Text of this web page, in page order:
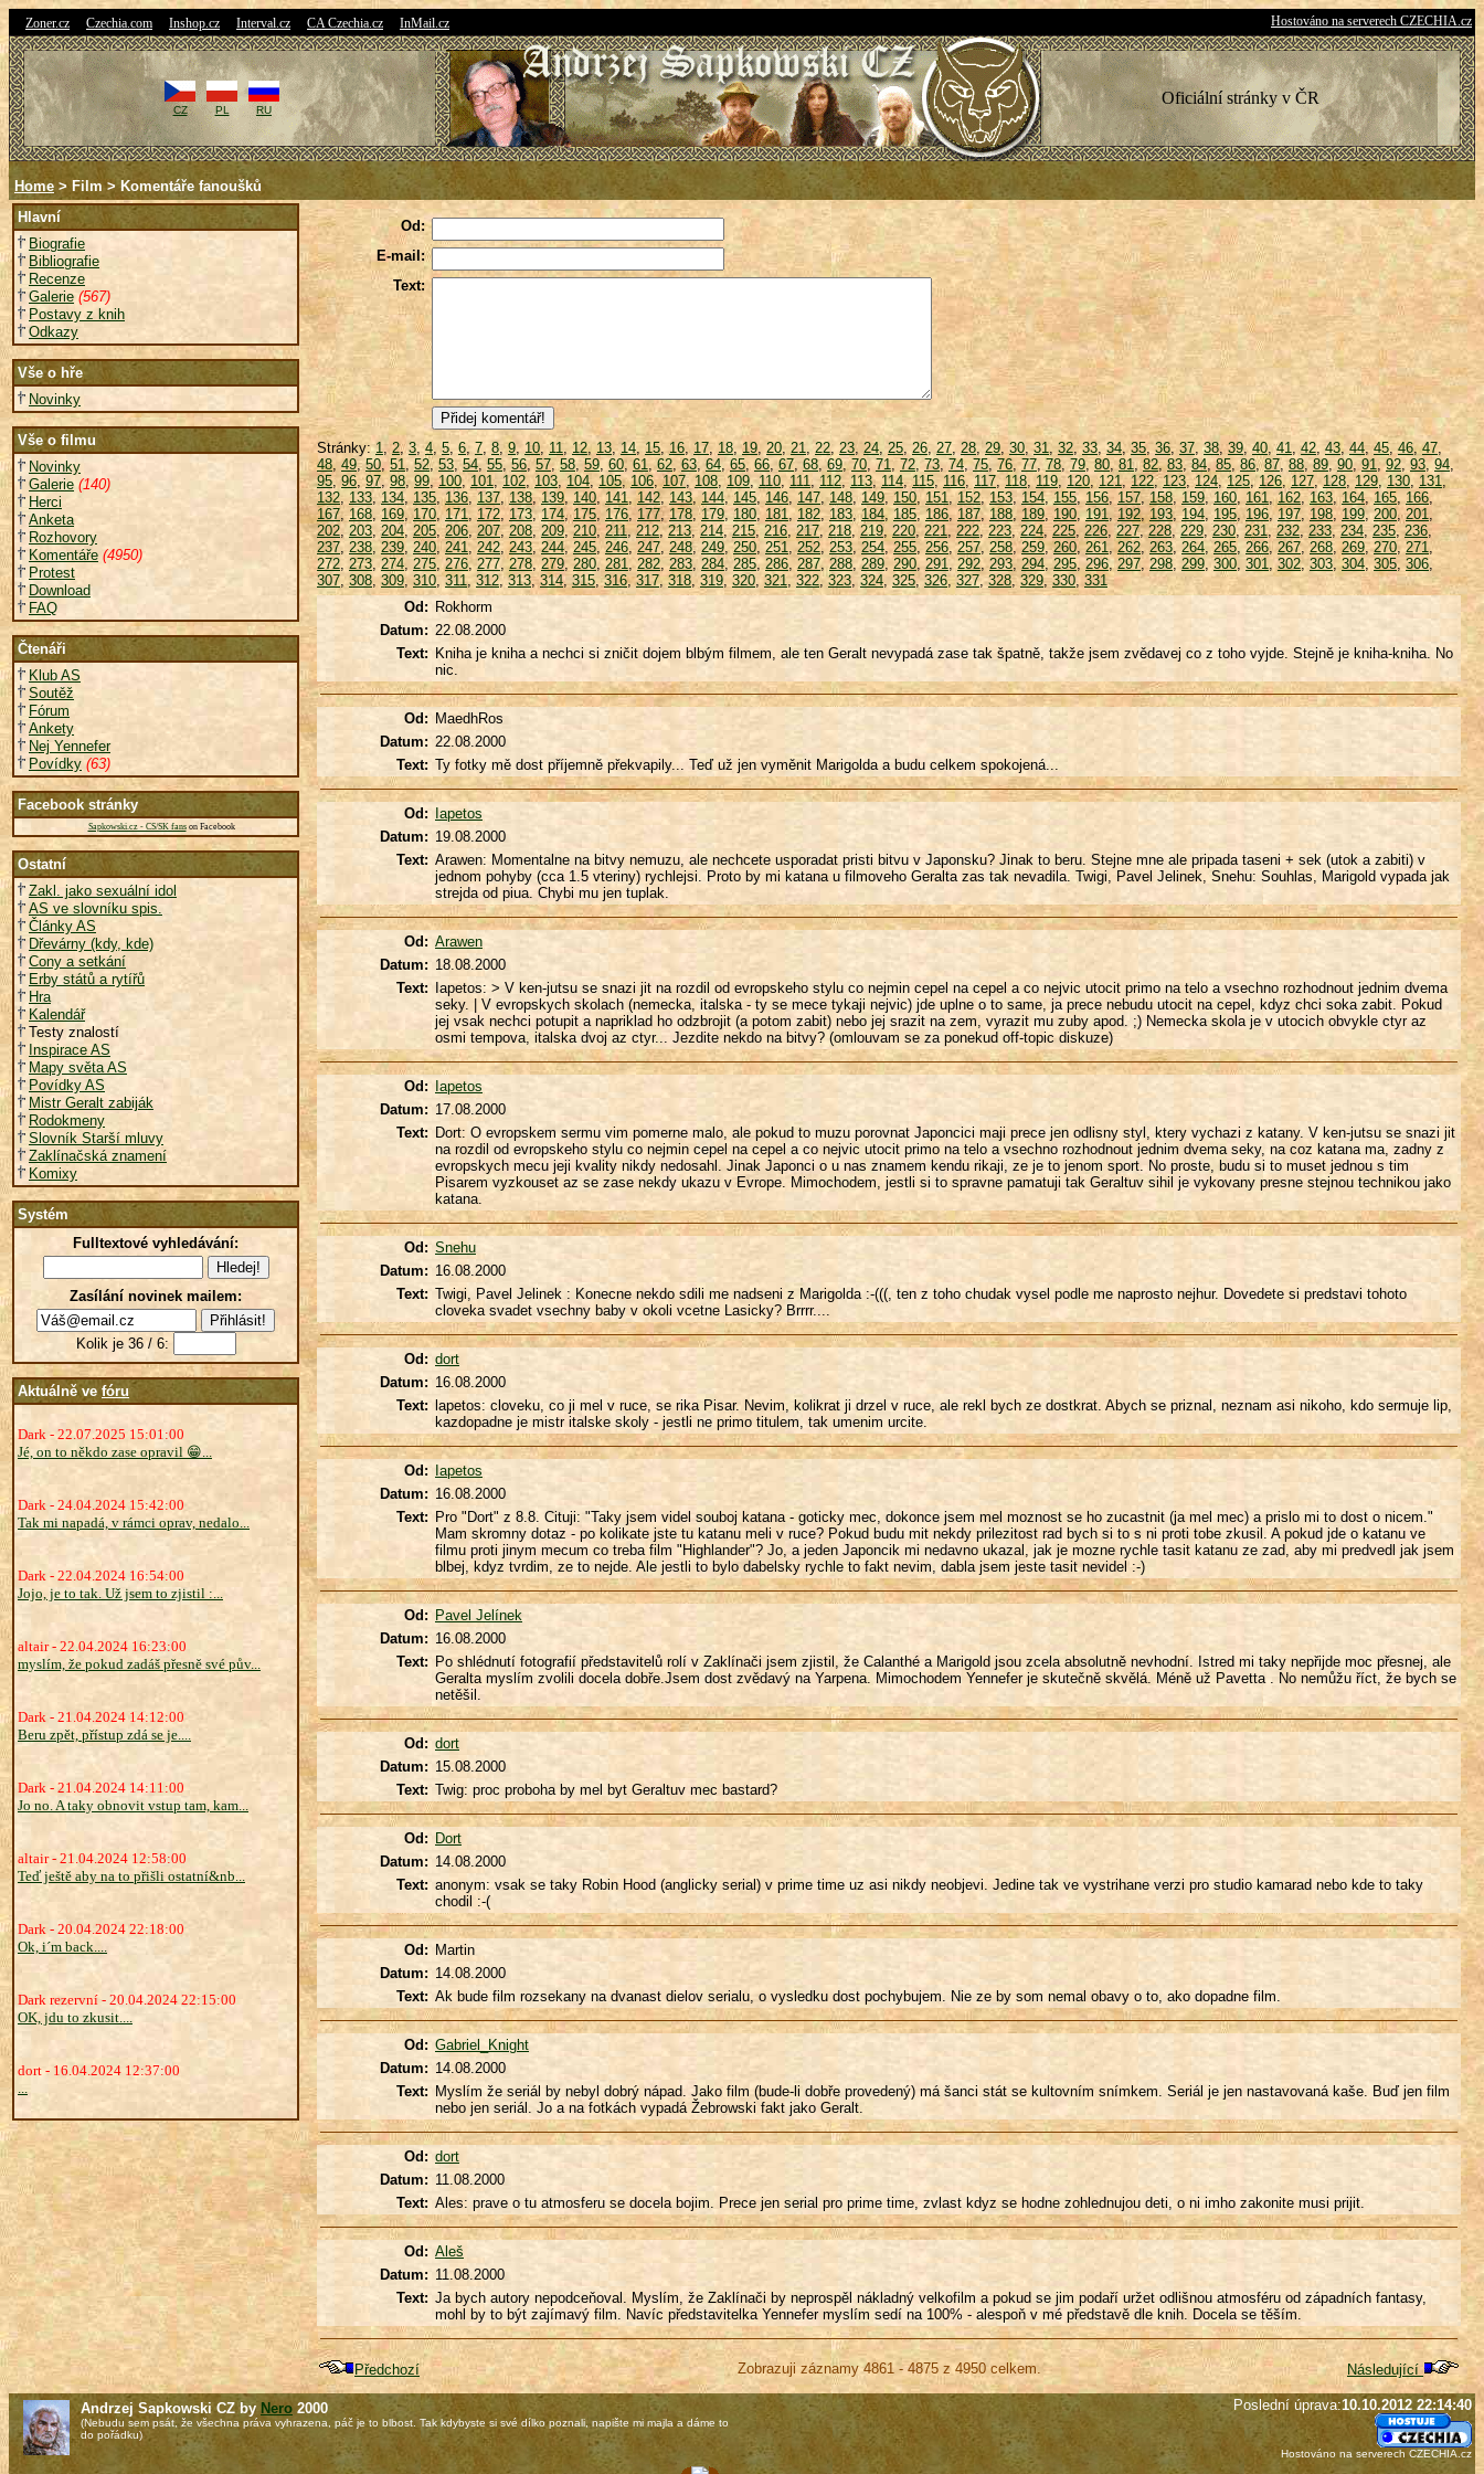
Zoner.cz Czechia.com Inshop.cz Interval.cz CA Czechia.cz InMail.cz Hostováno na serverech CZECHIA.cz
CZ PL RU
Oficiální stránky v ČR
Home > Film > Komentáře fanoušků
Hlavní
Biografie
Bibliografie
Recenze
Galerie (567)
Postavy z knih
Odkazy
Vše o hře
Novinky
Vše o filmu
Novinky
Galerie (140)
Herci
Anketa
Rozhovory
Komentáře (4950)
Protest
Download
FAQ
Čtenáři
Klub AS
Soutěž
Fórum
Ankety
Nej Yennefer
Povídky (63)
Facebook stránky
Sapkowski.cz - CS/SK fanson Facebook
Ostatní
Zakl. jako sexuální idol
AS ve slovníku spis.
Články AS
Dřevárny (kdy, kde)
Cony a setkání
Erby států a rytířů
Hra
Kalendář
Testy znalostí
Inspirace AS
Mapy světa AS
Povídky AS
Mistr Geralt zabiják
Rodokmeny
Slovník Starší mluvy
Zaklínačská znamení
Komixy
Systém
Fulltextové vyhledávání:
Zasílání novinek mailem:
Kolik je 36 / 6:
Aktuálně ve fóru
Dark - 22.07.2025 15:01:00
Jé, on to někdo zase opravil 😁...
Dark - 24.04.2024 15:42:00
Tak mi napadá, v rámci oprav, nedalo...
Dark - 22.04.2024 16:54:00
Jojo, je to tak. Už jsem to zjistil :...
altair - 22.04.2024 16:23:00
myslím, že pokud zadáš přesně své pův...
Dark - 21.04.2024 14:12:00
Beru zpět, přístup zdá se je....
Dark - 21.04.2024 14:11:00
Jo no. A taky obnovit vstup tam, kam...
altair - 21.04.2024 12:58:00
Teď ještě aby na to přišli ostatní&nb...
Dark - 20.04.2024 22:18:00
Ok, i´m back....
Dark rezervní - 20.04.2024 22:15:00
OK, jdu to zkusit....
dort - 16.04.2024 12:37:00
...
Od:
E-mail:
Text:
Stránky:1, 2,3,4, 5, 6, 7, 8, 9, 10,11, 12, 13, 14, 15, 16, 17, 18,19, 20, 21,22, 23, 24, 25,26, 27, 28,29, 30,31, 32, 33, 34, 35,36, 37,38, 39, 40,41,42, 43, 44, 45,46,47,
48, 49, 50, 51,52, 53, 54,55, 56, 57, 58,59, 60, 61,62,63, 64,65, 66, 67, 68,69,70,71, 72,73, 74, 75, 76,77, 78, 79, 80, 81,82,83,84, 85,86,87, 88,89, 90,91,92, 93,94,
95, 96,97, 98, 99,100, 101, 102, 103, 104, 105,106,107, 108, 109, 110, 111, 112, 113, 114,115, 116, 117, 118, 119, 120, 121, 122,123,124,125,126, 127, 128, 129, 130, 131,
132, 133, 134, 135,136, 137, 138,139, 140,141, 142, 143,144, 145,146, 147,148, 149, 150, 151, 152, 153, 154,155, 156, 157,158, 159, 160, 161,162,163, 164, 165, 166,
167, 168, 169, 170,171, 172,173,174,175, 176, 177,178,179, 180, 181, 182, 183,184, 185, 186, 187, 188, 189, 190,191, 192,193,194, 195, 196,197, 198, 199,200,201,
202, 203,204, 205, 206,207,208, 209,210, 211, 212,213, 214,215, 216,217, 218, 219, 220, 221, 222,223,224, 225, 226,227,228, 229,230, 231, 232,233,234, 235,236,
237, 238,239, 240, 241, 242, 243,244, 245,246, 247, 248, 249,250, 251,252, 253, 254, 255, 256,257, 258,259,260,261, 262, 263, 264,265, 266, 267,268, 269,270, 271,
272, 273,274, 275,276,277, 278, 279, 280, 281, 282,283, 284,285, 286, 287,288,289, 290,291, 292, 293, 294,295,296, 297, 298, 299,300, 301,302,303,304, 305, 306,
307, 308, 309, 310,311,312,313,314, 315,316,317,318, 319, 320, 321,322, 323, 324, 325, 326,327,328,329, 330, 331
Od: Rokhorm
Datum: 22.08.2000
Text: Kniha je kniha a nechci si zničit dojem blbým filmem, ale ten Geralt nevypadá zase tak špatně, takže jsem zvědavej co z toho vyjde. Stejně je kniha-kniha. No
nic.
Od: MaedhRos
Datum: 22.08.2000
Text: Ty fotky mě dost příjemně překvapily... Teď už jen vyměnit Marigolda a budu celkem spokojená...
Od:
Iapetos
Datum: 19.08.2000
Text: Arawen: Momentalne na bitvy nemuzu, ale nechcete usporadat pristi bitvu v Japonsku? Jinak to beru. Stejne mne ale pripada taseni + sek (utok a zabiti) v
jednom pohyby (cca 1.5 vteriny) rychlejsi. Proto by mi katana u filmoveho Geralta zas tak nevadila. Twigi, Pavel Jelinek, Snehu: Souhlas, Marigold vypada jak
strejda od piua. Chybi mu jen tuplak.
Od: Arawen
Datum: 18.08.2000
Text:
Iapetos: > V ken-jutsu se snazi jit na rozdil od evropskeho stylu co nejmin cepel na cepel a co nejvic utocit primo na telo a vsechno rozhodnout jednim dvema
seky. | V evropskych skolach (nemecka, italska - ty se mece tykaji nejvic) jde uplne o to same, ja prece nebudu utocit na cepel, kdyz chci soka zabit. Pokud
jej vsak nechci potupit a napriklad ho odzbrojit (a potom zabit) nebo jej srazit na zem, vyrazit mu zuby apod. ;) Nemecka skola je v utocich obvykle ctyr az
osmi tempova, italska dvoj az ctyr... Jezdite nekdo na bitvy? (omlouvam se za ponekud off-topic diskuze)
Od:
Iapetos
Datum: 17.08.2000
Text: Dort: O evropskem sermu vim pomerne malo, ale pokud to muzu porovnat Japoncici maji prece jen odlisny styl, ktery vychazi z katany. V ken-jutsu se snazi jit
na rozdil od evropskeho stylu co nejmin cepel na cepel a co nejvic utocit primo na telo a vsechno rozhodnout jednim dvema seky, na coz katana ma, zadny z
evropskych mecu jeji kvality nikdy nedosahl. Jinak Japonci o u nas znamem kendu rikaji, ze je to jenom sport. No proste, budu si to muset jednou s tim
Pisarem vyzkouset az se zase nekdy ukazu v Evrope. Mimochodem, jestli si to spravne pamatuji tak Geraltuv sihil je vykovany presne stejnou technikou jako
katana.
Od: Snehu
Datum: 16.08.2000
Text: Twigi, Pavel Jelinek : Konecne nekdo sdili me nadseni z Marigolda :-(((, ten z toho chudak vysel podle me naprosto nejhur. Dovedete si predstavi tohoto
cloveka svadet vsechny baby v okoli vcetne Lasicky? Brrrr....
Od: dort
Datum: 16.08.2000
Text:
lapetos: cloveku, co ji mel v ruce, se rika Pisar. Nevim, kolikrat ji drzel v ruce, ale rekl bych ze dostkrat. Abych se priznal, neznam asi nikoho, kdo sermuje lip,
kazdopadne je mistr italske skoly - jestli ne primo titulem, tak umenim urcite.
Od:
Iapetos
Datum: 16.08.2000
Text: Pro "Dort" z 8.8. Cituji: "Taky jsem videl souboj katana - goticky mec, dokonce jsem mel moznost se ho zucastnit (ja mel mec) a prislo mi to dost o nicem."
Mam skromny dotaz - po kolikate jste tu katanu meli v ruce? Pokud budu mit nekdy prilezitost rad bych si to s ni proti tobe zkusil. A pokud jde o katanu ve
filmu proti jinym mecum co treba film "Highlander"? Jo, a jeden Japoncik mi nedavno ukazal, jak je mozne rychle tasit katanu ze zad, aby mi predvedl jak jsem
blbej, kdyz tvrdim, ze to nejde. Ale jestli to bylo dabelsky rychle to fakt nevim, dabla jsem jeste tasit nevidel :-)
Od: Pavel Jelínek
Datum: 16.08.2000
Text: Po shlédnutí fotografií představitelů rolí v Zaklínači jsem zjistil, že Calanthé a Marigold jsou zcela absolutně nevhodní. Istred mi taky nepřijde moc přesnej, ale
Geralta myslím zvolili docela dobře.Jsem dost zvědavý na Yarpena. Mimochodem Yennefer je skutečně skvělá. Méně už Pavetta . No nemůžu říct, že bych se
netěšil.
Od: dort
Datum: 15.08.2000
Text: Twig: proc proboha by mel byt Geraltuv mec bastard?
Od: Dort
Datum: 14.08.2000
Text: anonym: vsak se taky Robin Hood (anglicky serial) v prime time uz asi nikdy neobjevi. Jedine tak ve vystrihane verzi pro studio kamarad nebo kde to taky
chodil :-(
Od: Martin
Datum: 14.08.2000
Text: Ak bude film rozsekany na dvanast dielov serialu, o vysledku dost pochybujem. Nie ze by som nemal obavy o to, ako dopadne film.
Od: Gabriel_Knight
Datum: 14.08.2000
Text: Myslím že seriál by nebyl dobrý nápad. Jako film (bude-li dobře provedený) má šanci stát se kultovním snímkem. Seriál je jen nastavovaná kaše. Buď jen film
nebo jen seriál. Jo a na fotkách vypadá Žebrowski fakt jako Geralt.
Od: dort
Datum: 11.08.2000
Text: Ales: prave o tu atmosferu se docela bojim. Prece jen serial pro prime time, zvlast kdyz se hodne zohlednujou deti, o ni imho zakonite musi prijit.
Od: Aleš
Datum: 11.08.2000
Text: Ja bych autory nepodceňoval. Myslím, že Zaklínači by neprospěl nákladný velkofilm a pokud se jim podaří uržet odlišnou atmosféru od západních fantasy,
mohl by to být zajímavý film. Navíc představitelka Yennefer myslím sedí na 100% - alespoň v mé představě dle knih. Docela se těším.
Předchozí Zobrazuji záznamy 4861 - 4875 z 4950 celkem. Následující
Andrzej Sapkowski CZ by Nero 2000
(Nebudu sem psát, že všechna práva vyhrazena, páč je to blbost. Tak kdybyste si své dílko poznali, napište mi majla a dáme to
do pořádku)
Poslední úprava:10.10.2012 22:14:40
Hostováno na serverech CZECHIA.cz